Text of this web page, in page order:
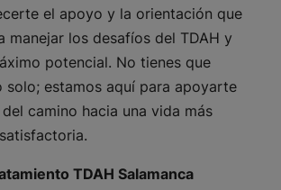
el apoyo y la orientación que
manejar los desafíos del TDAH y
potencial. No tienes que
solo; estamos aquí para apoyarte
camino hacia una vida más
TDAH Salamanca